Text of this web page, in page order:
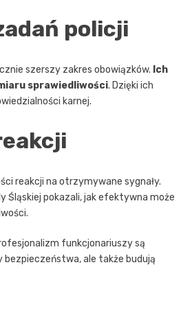
policji
szerszy zakres obowiązków. Ich
sprawiedliwości. Dzięki ich
karnej.
reakcji na otrzymywane sygnały.
Śląskiej pokazali, jak efektywna może
funkcjonariuszy są
bezpieczeństwa, ale także budują